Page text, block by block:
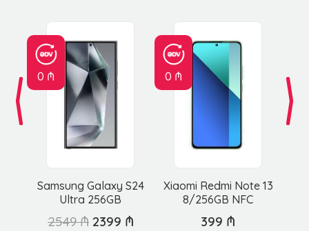
0 ₼
Samsung Galaxy S24
Ultra 256GB
0 ₼
Xiaomi Redmi Note 13
8/256GB NFC
2549 ₼ 2399 ₼ 399 ₼